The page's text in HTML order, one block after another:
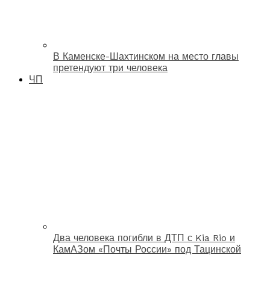
В Каменске-Шахтинском на место главы
претендуют три человека
ЧП
Два человека погибли в ДТП с Kia Rio и
КамАЗом «Почты России» под Тацинской